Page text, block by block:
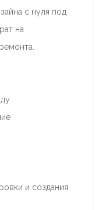
с нуля под
на
и создания